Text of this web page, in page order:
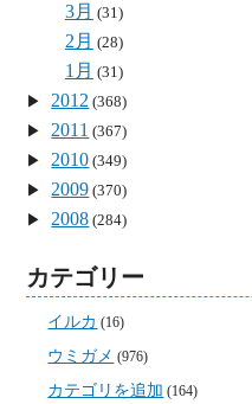
3月 (31)
2月 (28)
1月 (31)
2012 (368)
2011 (367)
2010 (349)
2009 (370)
2008 (284)
カテゴリー
イルカ (16)
ウミガメ (976)
カテゴリを追加 (164)